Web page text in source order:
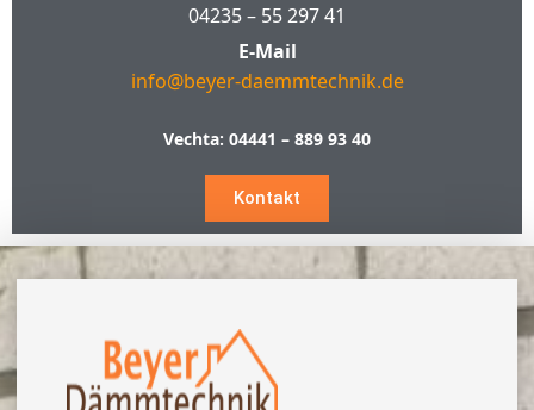
04235 – 55 297 41
E-Mail
info@beyer-daemmtechnik.de
Vechta: 04441 – 889 93 40
Kontakt